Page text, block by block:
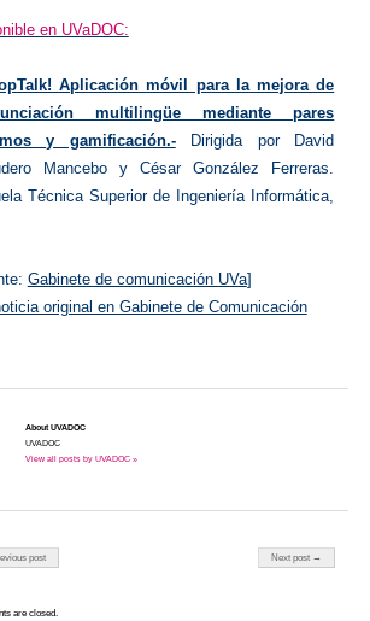
en UVaDOC:
Aplicación móvil para la mejora de
multilingüe mediante pares
y gamificación.-Dirigida por David
Mancebo y César González Ferreras.
Técnica Superior de Ingeniería Informática,
Gabinete de comunicación UVa]
original en Gabinete de Comunicación
About UVADOC
UVADOC
View all posts by UVADOC »
post Next post →
are closed.